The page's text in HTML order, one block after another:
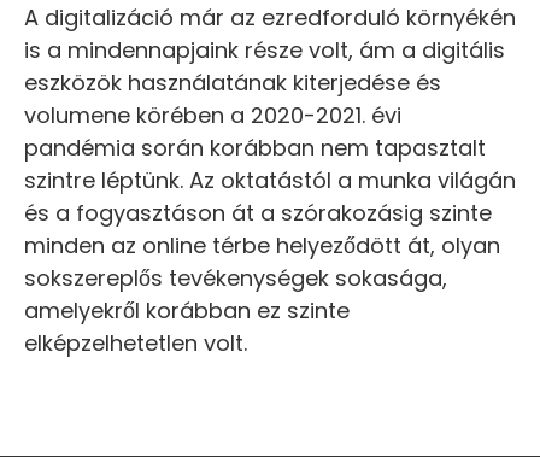
A digitalizáció már az ezredforduló környékén
is a mindennapjaink része volt, ám a digitális
eszközök használatának kiterjedése és
volumene körében a 2020-2021. évi
pandémia során korábban nem tapasztalt
szintre léptünk. Az oktatástól a munka világán
és a fogyasztáson át a szórakozásig szinte
minden az online térbe helyeződött át, olyan
sokszereplős tevékenységek sokasága,
amelyekről korábban ez szinte
elképzelhetetlen volt.